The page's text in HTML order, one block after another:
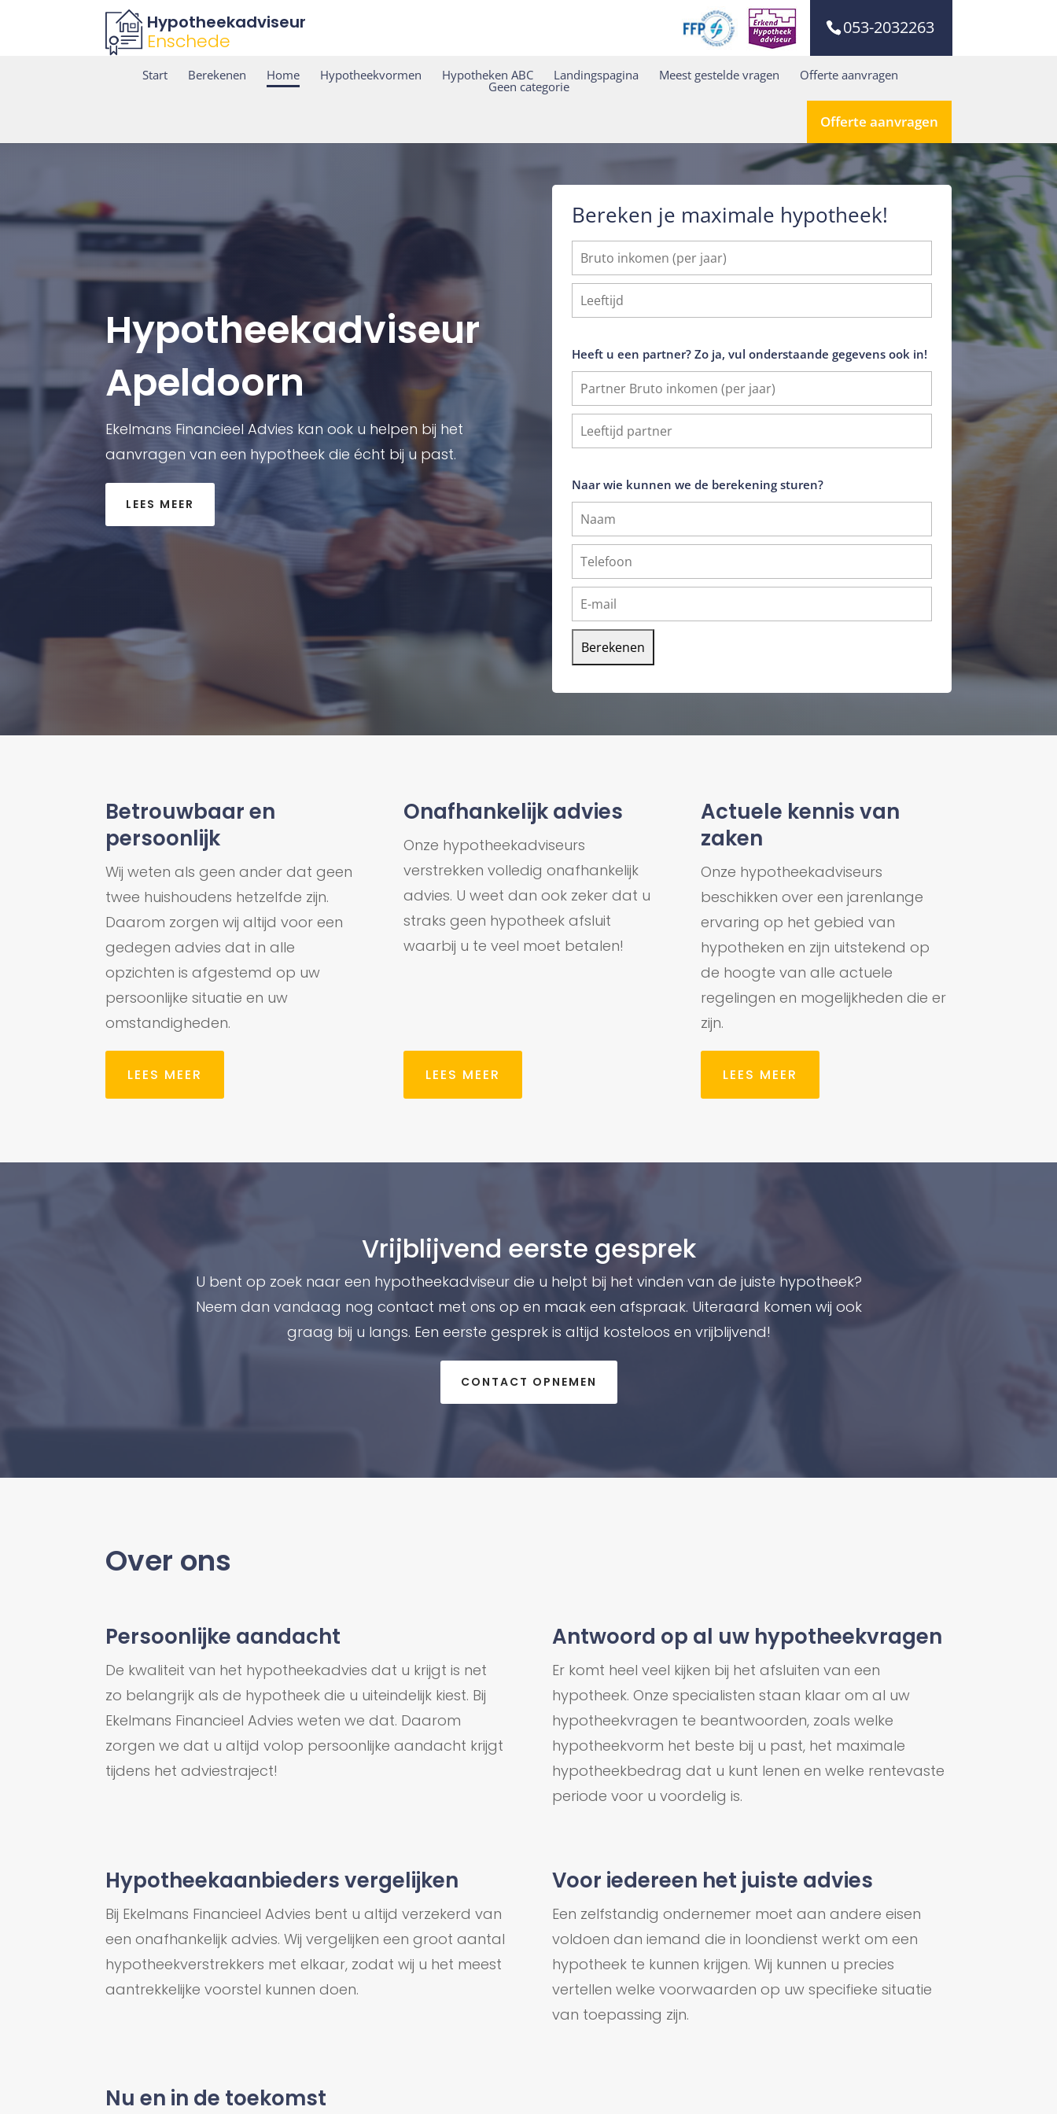
Hypotheekadviseur
Enschede
053-2032263
Start Berekenen Home Hypotheekvormen Hypotheken ABC Landingspagina Meest gestelde vragen Offerte aanvragen
Geen categorie
Offerte aanvragen
Hypotheekadviseur
Apeldoorn
Ekelmans Financieel Advies kan ook u helpen bij het
aanvragen van een hypotheek die écht bij u past.
LEES MEER
Bereken je maximale hypotheek!
Heeft u een partner? Zo ja, vul onderstaande gegevens ook in!
Naar wie kunnen we de berekening sturen?
Betrouwbaar en
persoonlijk
Wij weten als geen ander dat geen
twee huishoudens hetzelfde zijn.
Daarom zorgen wij altijd voor een
gedegen advies dat in alle
opzichten is afgestemd op uw
persoonlijke situatie en uw
omstandigheden.
LEES MEER
Onafhankelijk advies
Onze hypotheekadviseurs
verstrekken volledig onafhankelijk
advies. U weet dan ook zeker dat u
straks geen hypotheek afsluit
waarbij u te veel moet betalen!
LEES MEER
Actuele kennis van
zaken
Onze hypotheekadviseurs
beschikken over een jarenlange
ervaring op het gebied van
hypotheken en zijn uitstekend op
de hoogte van alle actuele
regelingen en mogelijkheden die er
zijn.
LEES MEER
Vrijblijvend eerste gesprek
U bent op zoek naar een hypotheekadviseur die u helpt bij het vinden van de juiste hypotheek?
Neem dan vandaag nog contact met ons op en maak een afspraak. Uiteraard komen wij ook
graag bij u langs. Een eerste gesprek is altijd kosteloos en vrijblijvend!
CONTACT OPNEMEN
Over ons
Persoonlijke aandacht
De kwaliteit van het hypotheekadvies dat u krijgt is net
zo belangrijk als de hypotheek die u uiteindelijk kiest. Bij
Ekelmans Financieel Advies weten we dat. Daarom
zorgen we dat u altijd volop persoonlijke aandacht krijgt
tijdens het adviestraject!
Antwoord op al uw hypotheekvragen
Er komt heel veel kijken bij het afsluiten van een
hypotheek. Onze specialisten staan klaar om al uw
hypotheekvragen te beantwoorden, zoals welke
hypotheekvorm het beste bij u past, het maximale
hypotheekbedrag dat u kunt lenen en welke rentevaste
periode voor u voordelig is.
Hypotheekaanbieders vergelijken
Bij Ekelmans Financieel Advies bent u altijd verzekerd van
een onafhankelijk advies. Wij vergelijken een groot aantal
hypotheekverstrekkers met elkaar, zodat wij u het meest
aantrekkelijke voorstel kunnen doen.
Voor iedereen het juiste advies
Een zelfstandig ondernemer moet aan andere eisen
voldoen dan iemand die in loondienst werkt om een
hypotheek te kunnen krijgen. Wij kunnen u precies
vertellen welke voorwaarden op uw specifieke situatie
van toepassing zijn.
Nu en in de toekomst